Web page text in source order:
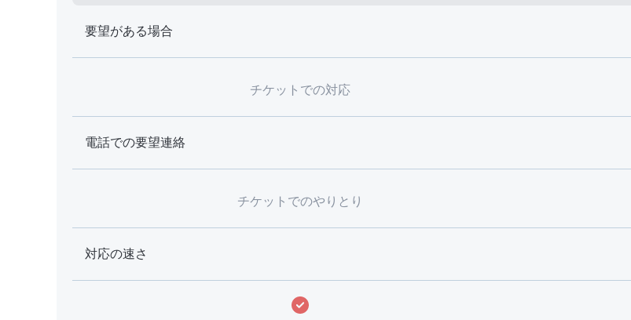
要望がある場合
チケットでの対応
電話での要望連絡
チケットでのやりとり
対応の速さ